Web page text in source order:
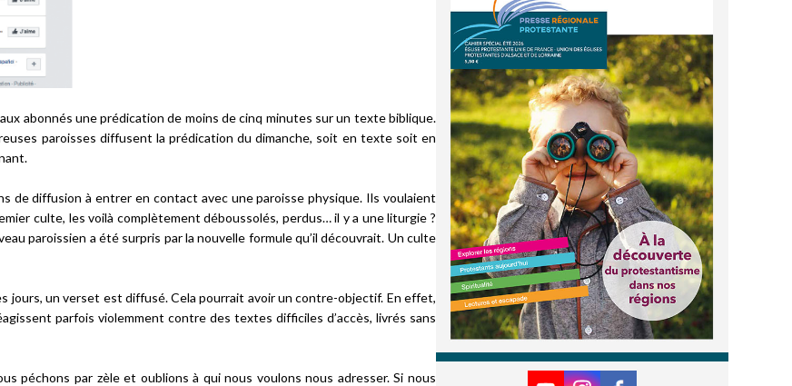
abonnés une prédication de moins de cinq minutes sur un texte biblique.
paroisses diffusent la prédication du dimanche, soit en texte soit en
de diffusion à entrer en contact avec une paroisse physique. Ils voulaient
culte, les voilà complètement déboussolés, perdus… il y a une liturgie ?
paroissien a été surpris par la nouvelle formule qu’il découvrait. Un culte
jours, un verset est diffusé. Cela pourrait avoir un contre-objectif. En effet,
parfois violemment contre des textes difficiles d’accès, livrés sans
péchons par zèle et oublions à qui nous voulons nous adresser. Si nous